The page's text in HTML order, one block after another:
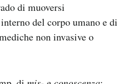
di muoversi
del corpo umano e di
non invasive o